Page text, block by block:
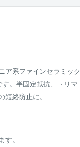
ア系ファインセラミック
。半固定抵抗、トリマ
絡防止に。
。